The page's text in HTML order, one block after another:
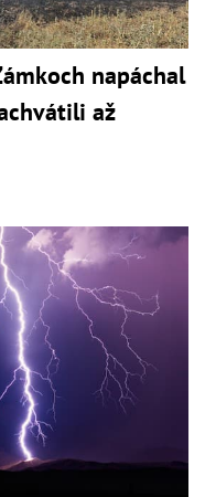
napáchal
až